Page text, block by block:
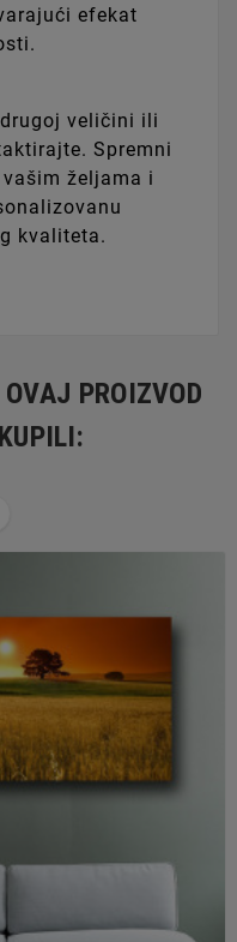
efekat
veličini ili
Spremni
željama i
kvaliteta.
PROIZVOD